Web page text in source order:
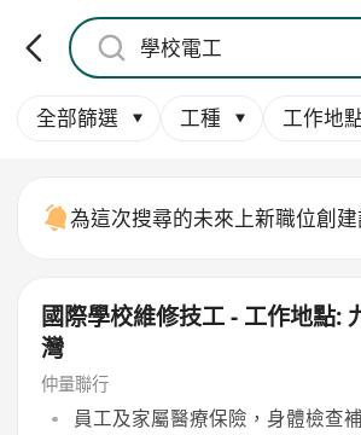
全部篩選 工種 工作地
為這次搜尋的未來上新職位創
國際學校維修技工 - 工作地點:
灣
仲量聯行
員工及家屬醫療保險，身體檢查